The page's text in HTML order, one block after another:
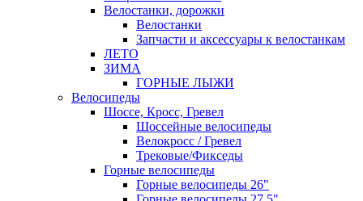
Велостанки, дорожки
Велостанки
Запчасти и аксессуары к велостанкам
ЛЕТО
ЗИМА
ГОРНЫЕ ЛЫЖИ
Велосипеды
Шоссе, Кросс, Гревел
Шоссейные велосипеды
Велокросс / Гревел
Трековые/Фикседы
Горные велосипеды
Горные велосипеды 26"